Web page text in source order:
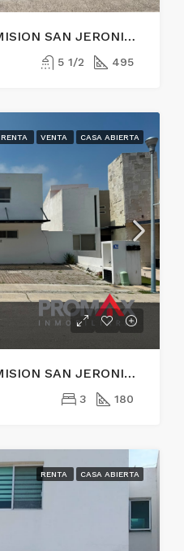
RENTA DE CASA EN MISION SAN JERONIMO, QUERETARO
5 1/2 495
RENTA VENTA CASA ABIERTA
VENTA DE CASA EN MISION SAN JERONIMO, QUERETARO
3 180
RENTA CASA ABIERTA